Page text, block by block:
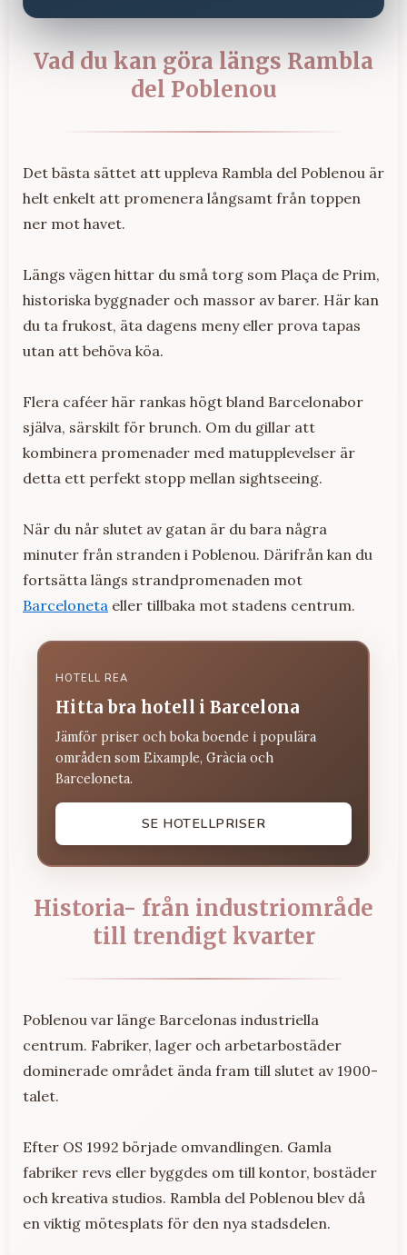
Vad du kan göra längs Rambla
del Poblenou
Det bästa sättet att uppleva Rambla del Poblenou är
helt enkelt att promenera långsamt från toppen
ner mot havet.
Längs vägen hittar du små torg som Plaça de Prim,
historiska byggnader och massor av barer. Här kan
du ta frukost, äta dagens meny eller prova tapas
utan att behöva köa.
Flera caféer här rankas högt bland Barcelonabor
själva, särskilt för brunch. Om du gillar att
kombinera promenader med matupplevelser är
detta ett perfekt stopp mellan sightseeing.
När du når slutet av gatan är du bara några
minuter från stranden i Poblenou. Därifrån kan du
fortsätta längs strandpromenaden mot
Barceloneta eller tillbaka mot stadens centrum.
HOTELL REA
Hitta bra hotell i Barcelona
Jämför priser och boka boende i populära
områden som Eixample, Gràcia och
Barceloneta.
SE HOTELLPRISER
Historia- från industriområde
till trendigt kvarter
Poblenou var länge Barcelonas industriella
centrum. Fabriker, lager och arbetarbostäder
dominerade området ända fram till slutet av 1900-
talet.
Efter OS 1992 började omvandlingen. Gamla
fabriker revs eller byggdes om till kontor, bostäder
och kreativa studios. Rambla del Poblenou blev då
en viktig mötesplats för den nya stadsdelen.